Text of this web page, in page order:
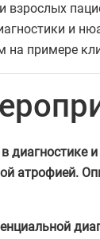
взрослых
и
примере
диагностике
атрофией.